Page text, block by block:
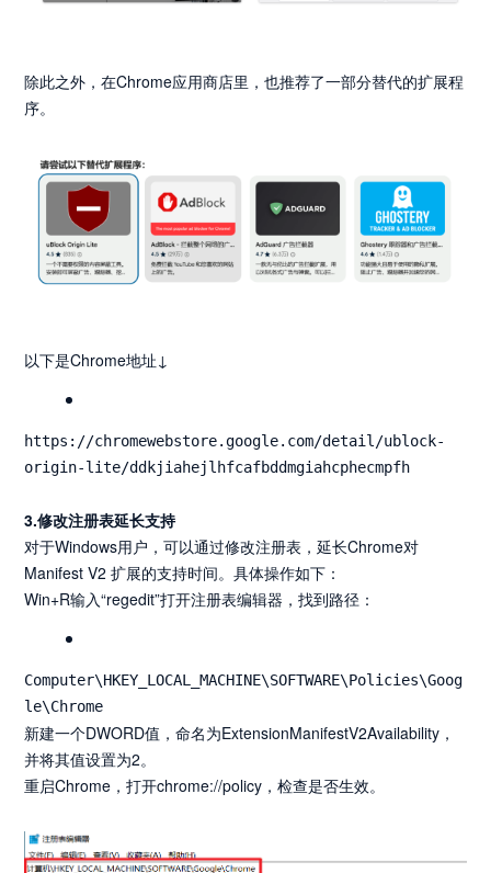
除此之外，在Chrome应用商店里，也推荐了一部分替代的扩展程
序。
以下是Chrome地址↓
https://chromewebstore.google.com/detail/ublock-
origin-lite/ddkjiahejlhfcafbddmgiahcphecmpfh
3.修改注册表延长支持
对于Windows用户，可以通过修改注册表，延长Chrome对
Manifest V2 扩展的支持时间。具体操作如下：
Win+R输入“regedit”打开注册表编辑器，找到路径：
Computer\HKEY_LOCAL_MACHINE\SOFTWARE\Policies\Goog
le\Chrome
新建一个DWORD值，命名为ExtensionManifestV2Availability，
并将其值设置为2。
重启Chrome，打开chrome://policy，检查是否生效。